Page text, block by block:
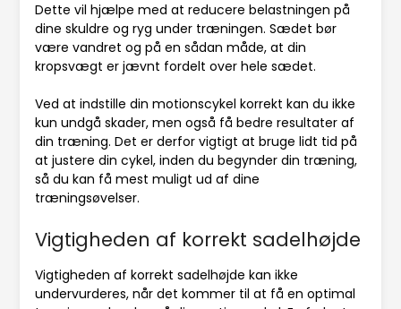
Dette vil hjælpe med at reducere belastningen på
dine skuldre og ryg under træningen. Sædet bør
være vandret og på en sådan måde, at din
kropsvægt er jævnt fordelt over hele sædet.
Ved at indstille din motionscykel korrekt kan du ikke
kun undgå skader, men også få bedre resultater af
din træning. Det er derfor vigtigt at bruge lidt tid på
at justere din cykel, inden du begynder din træning,
så du kan få mest muligt ud af dine
træningsøvelser.
Vigtigheden af korrekt sadelhøjde
Vigtigheden af korrekt sadelhøjde kan ikke
undervurderes, når det kommer til at få en optimal